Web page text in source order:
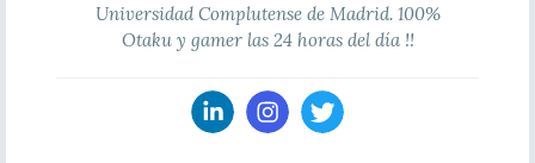
Universidad Complutense de Madrid. 100%
Otaku y gamer las 24 horas del día !!